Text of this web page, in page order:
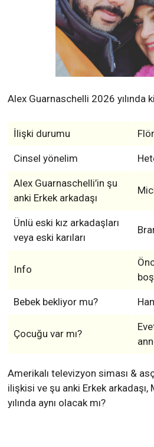
Alex Guarnaschelli 2026 yılında
İlişki durumu
Cinsel yönelim
Alex Guarnaschelli’in şu
anki Erkek arkadaşı
Ünlü eski kız arkadaşları
veya eski karıları
Info
Bebek bekliyor mu?
Çocuğu var mı?
Amerikalı televizyon siması &
ilişkisi ve şu anki Erkek
yılında aynı olacak mı?